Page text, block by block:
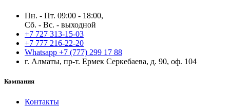
Пн. - Пт. 09:00 - 18:00,
Сб. - Вс. - выходной
+7 727 313-15-03
+7 777 216-22-20
Whatsapp +7 (777) 299 17 88
г. Алматы, пр-т. Ермек Серкебаева, д. 90, оф. 104
Компания
Контакты